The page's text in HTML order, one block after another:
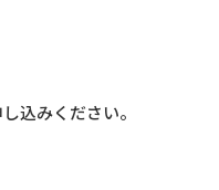
込みください。